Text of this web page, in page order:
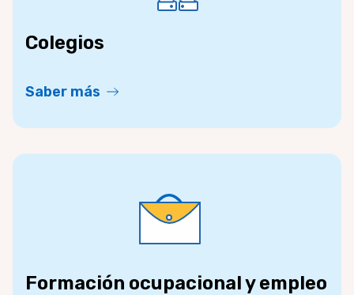
Colegios
Saber más
Formación ocupacional y empleo